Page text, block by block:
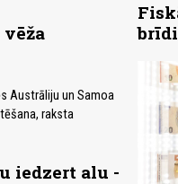
Austrāliju un Samoa
raksta
iedzert alu -